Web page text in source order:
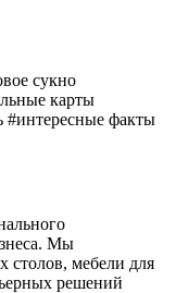
сукно
карты
#интересные факты
Мы
столов, мебели для
решений